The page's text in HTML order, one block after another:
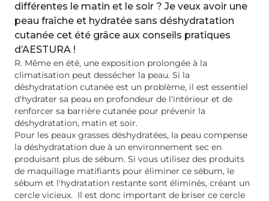
différentes le matin et le soir ? Je veux avoir une
peau fraîche et hydratée sans déshydratation
cutanée cet été grâce aux conseils pratiques
d’AESTURA !
R. Même en été, une exposition prolongée à la
climatisation peut dessécher la peau. Si la
déshydratation cutanée est un problème, il est essentiel
d'hydrater sa peau en profondeur de l'intérieur et de
renforcer sa barrière cutanée pour prévenir la
déshydratation, matin et soir.
Pour les peaux grasses déshydratées, la peau compense
la déshydratation due à un environnement sec en
produisant plus de sébum. Si vous utilisez des produits
de maquillage matifiants pour éliminer ce sébum, le
sébum et l'hydratation restante sont éliminés, créant un
cercle vicieux. Il est donc important de briser ce cercle